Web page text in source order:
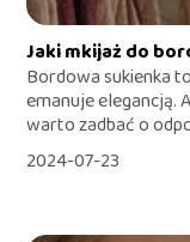
Jaki mkijaż do
Bordowa sukienka
emanuje elegancją.
warto zadbać o
2024-07-23